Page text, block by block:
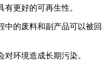
更好的可再生性。
中的废料和副产品可以被回
环境造成长期污染。